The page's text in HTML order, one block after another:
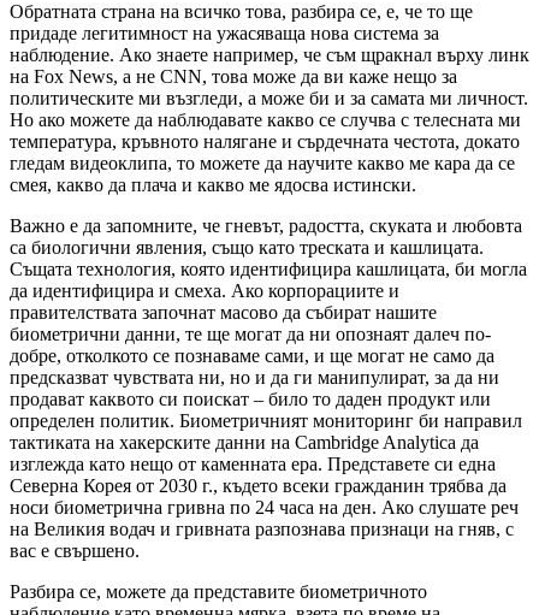
Обратната страна на всичко това, разбира се, е, че то ще
придаде легитимност на ужасяваща нова система за
наблюдение. Ако знаете например, че съм щракнал върху линк
на Fox News, а не CNN, това може да ви каже нещо за
политическите ми възгледи, а може би и за самата ми личност.
Но ако можете да наблюдавате какво се случва с телесната ми
температура, кръвното налягане и сърдечната честота, докато
гледам видеоклипа, то можете да научите какво ме кара да се
смея, какво да плача и какво ме ядосва истински.
Важно е да запомните, че гневът, радостта, скуката и любовта
са биологични явления, също като треската и кашлицата.
Същата технология, която идентифицира кашлицата, би могла
да идентифицира и смеха. Ако корпорациите и
правителствата започнат масово да събират нашите
биометрични данни, те ще могат да ни опознаят далеч по-
добре, отколкото се познаваме сами, и ще могат не само да
предсказват чувствата ни, но и да ги манипулират, за да ни
продават каквото си поискат – било то даден продукт или
определен политик. Биометричният мониторинг би направил
тактиката на хакерските данни на Cambridge Analytica да
изглежда като нещо от каменната ера. Представете си една
Северна Корея от 2030 г., където всеки гражданин трябва да
носи биометрична гривна по 24 часа на ден. Ако слушате реч
на Великия водач и гривната разпознава признаци на гняв, с
вас е свършено.
Разбира се, можете да представите биометричното